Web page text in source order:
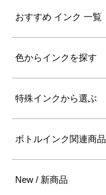
おすすめ インク 一覧
色からインクを探す
特殊インクから選ぶ
ボトルインク関連商品
New / 新商品